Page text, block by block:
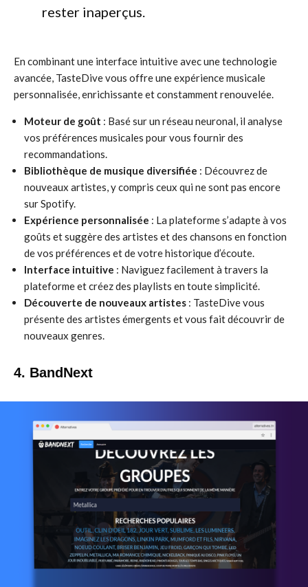
rester inaperçus.
En combinant une interface intuitive avec une technologie
avancée, TasteDive vous offre une expérience musicale
personnalisée, enrichissante et constamment renouvelée.
Moteur de goût : Basé sur un réseau neuronal, il analyse
vos préférences musicales pour vous fournir des
recommandations.
Bibliothèque de musique diversifiée : Découvrez de
nouveaux artistes, y compris ceux qui ne sont pas encore
sur Spotify.
Expérience personnalisée : La plateforme s’adapte à vos
goûts et suggère des artistes et des chansons en fonction
de vos préférences et de votre historique d’écoute.
Interface intuitive : Naviguez facilement à travers la
plateforme et créez des playlists en toute simplicité.
Découverte de nouveaux artistes : TasteDive vous
présente des artistes émergents et vous fait découvrir de
nouveaux genres.
4. BandNext